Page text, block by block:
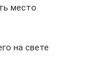
место
на свете